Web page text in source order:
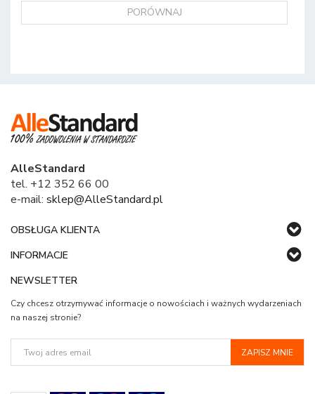
PORÓWNAJ
AlleStandard
tel. +12 352 66 00
e-mail: sklep@AlleStandard.pl
OBSŁUGA KLIENTA
INFORMACJE
NEWSLETTER
Czy chcesz otrzymywać informacje o nowościach i ważnych wydarzeniach
na naszej stronie?